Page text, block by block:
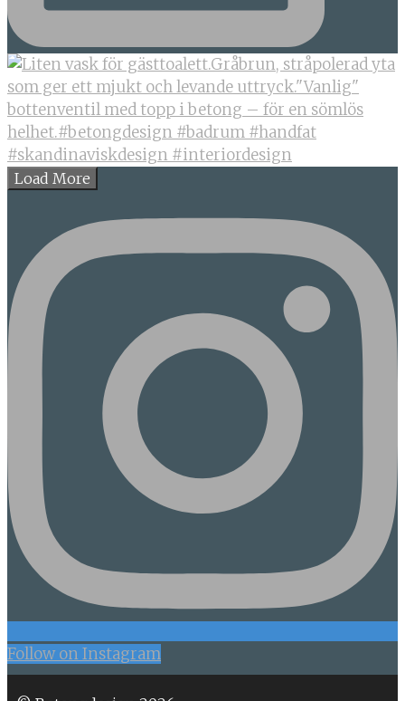
Load More
Follow on Instagram